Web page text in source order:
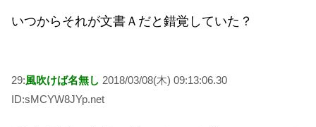
いつからそれが文書Ａだと錯覚していた？
29:風吹けば名無し 2018/03/08(木) 09:13:06.30
ID:sMCYW8JYp.net